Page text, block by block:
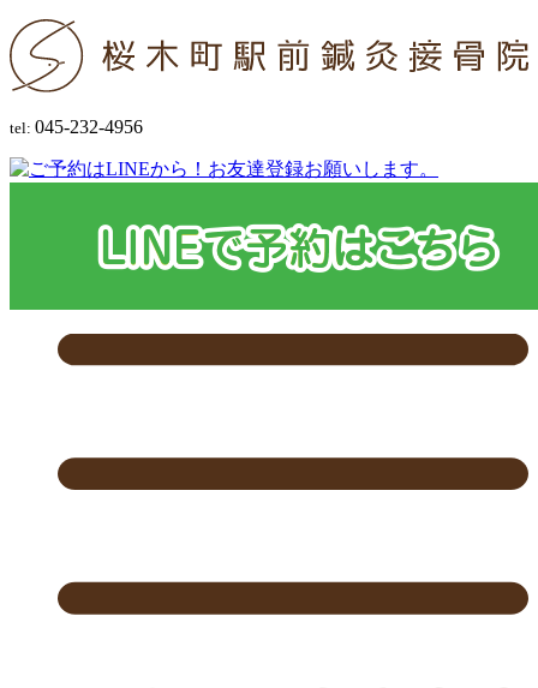
tel: 045-232-4956